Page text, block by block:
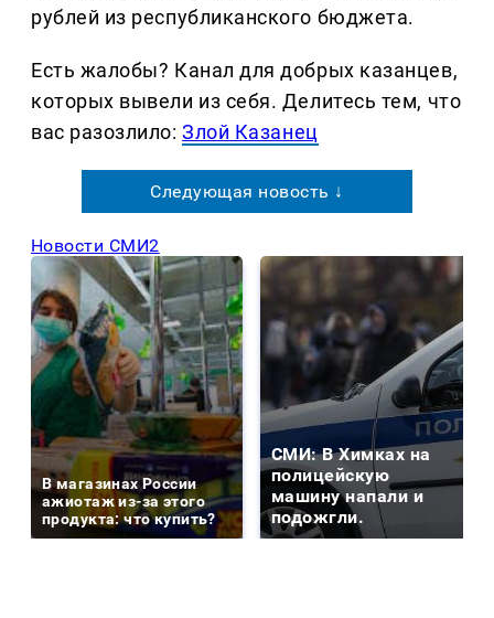
рублей из республиканского бюджета.
Есть жалобы? Канал для добрых казанцев,
которых вывели из себя. Делитеcь тем, что
вас разозлило:Злой Казанец
Следующая новость ↓
Новости СМИ2
В магазинах России
ажиотаж из-за этого
продукта: что купить?
СМИ: В Химках на
полицейскую
машину напали и
подожгли.